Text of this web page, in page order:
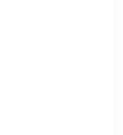
le site
Données
et de
Ads,